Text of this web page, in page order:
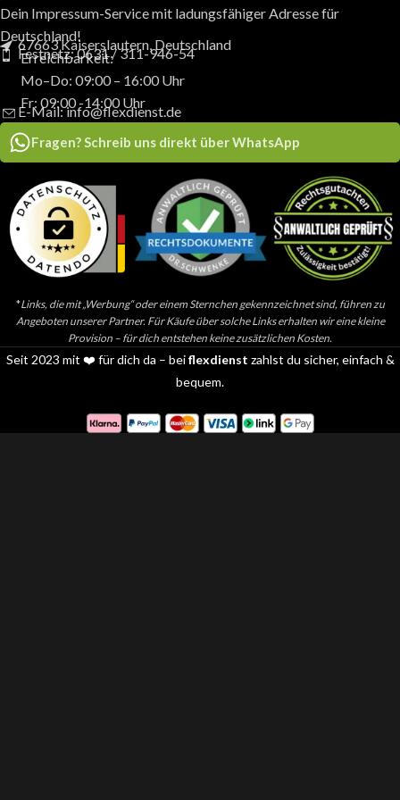
Dein Impressum-Service mit ladungsfähiger Adresse für
Deutschland!
67663 Kaiserslautern, Deutschland
Festnetz: 0631 / 311-946-54
Erreichbarkeit:
Mo–Do: 09:00 – 16:00 Uhr
Fr: 09:00 -14:00 Uhr
E-Mail: info@flexdienst.de
Fragen? Schreib uns direkt über WhatsApp
*Links, die mit „Werbung“ oder einem Sternchen gekennzeichnet sind, führen zu
Angeboten unserer Partner. Für Käufe über solche Links erhalten wir eine kleine
Provision – für dich entstehen keine zusätzlichen Kosten.
Seit 2023 mit ❤️ für dich da – beiflexdienst zahlst du sicher, einfach &
bequem.